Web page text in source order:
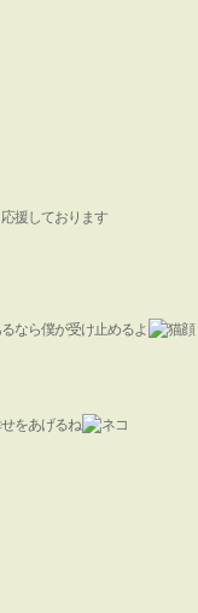
援しております
なら僕が受け止めるよ
をあげるね